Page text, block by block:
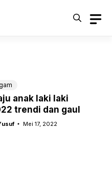
anak laki laki
trendi dan gaul
Mei 17, 2022